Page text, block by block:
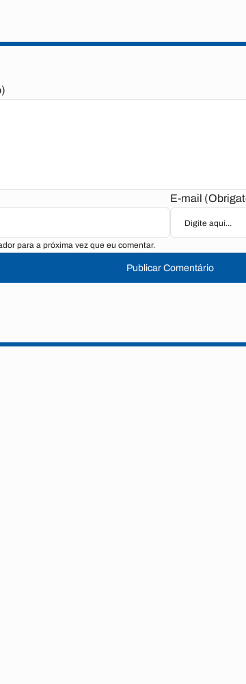
E-mail
para a próxima vez que eu comentar.
Publicar Comentário